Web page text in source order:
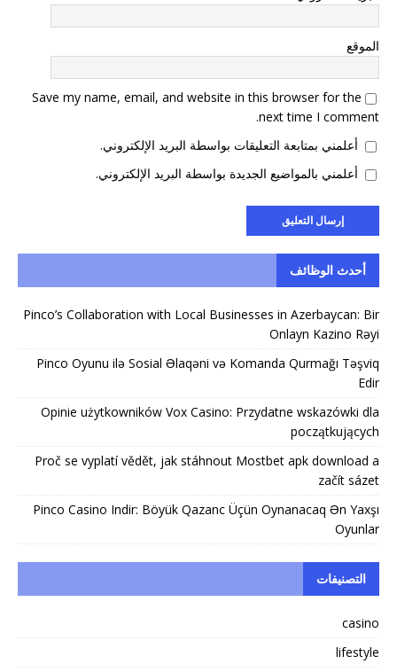
الموقع
Save my name, email, and website in this browser for the
next time I comment.
أعلمني بمتابعة التعليقات بواسطة البريد الإلكتروني.
أعلمني بالمواضيع الجديدة بواسطة البريد الإلكتروني.
أحدث الوظائف
Pinco’s Collaboration with Local Businesses in Azerbaycan: Bir
Onlayn Kazino Rəyi
Pinco Oyunu ilə Sosial Əlaqəni və Komanda Qurmağı Təşviq
Edir
Opinie użytkowników Vox Casino: Przydatne wskazówki dla
początkujących
Proč se vyplatí vědět, jak stáhnout Mostbet apk download a
začít sázet
Pinco Casino Indir: Böyük Qazanc Üçün Oynanacaq Ən Yaxşı
Oyunlar
التصنيفات
casino
lifestyle